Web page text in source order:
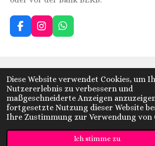
Diese Website verwendet Cookies, um
Nutzererlebnis zu verbessern und
maßgeschneiderte Anzeigen
fortgesetzte Nutzung dieser Website
Ihre Zustimmung zur Verwendung von
Ich stimme zu
F
a
b
o
o
k
I
n
a
g
r
a
m
W
h
s
A
p
p
© 2023 - 2026 wauwaueffekt hundesalon
Mit Unterstützung von Webador
Telefon